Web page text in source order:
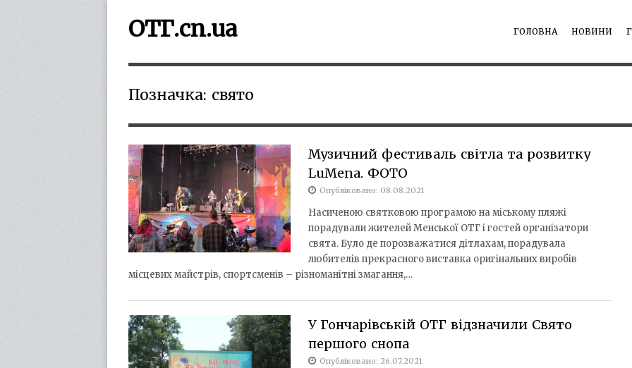
ГОЛОВНА НОВИНИ
ОТГ.cn.ua
Позначка: свято
Музичний фестиваль світла та розвитку
LuMena. ФОТО
Опубліковано: 08.08.2021
Насиченою святковою програмою на міському пляжі
порадували жителей Менської ОТГ і гостей організатори
свята. Було де порозважатися дітлахам, порадувала
любителів прекрасного виставка оригінальних виробів
місцевих майстрів, спортсменів – різноманітні змагання,…
У Гончарівській ОТГ відзначили Свято
першого снопа
Опубліковано: 26.07.2021